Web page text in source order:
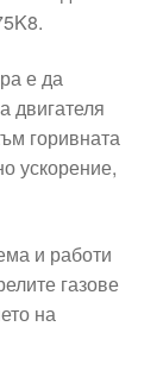
е да
двигателя
горивната
ускорение,
и работи
газове
на